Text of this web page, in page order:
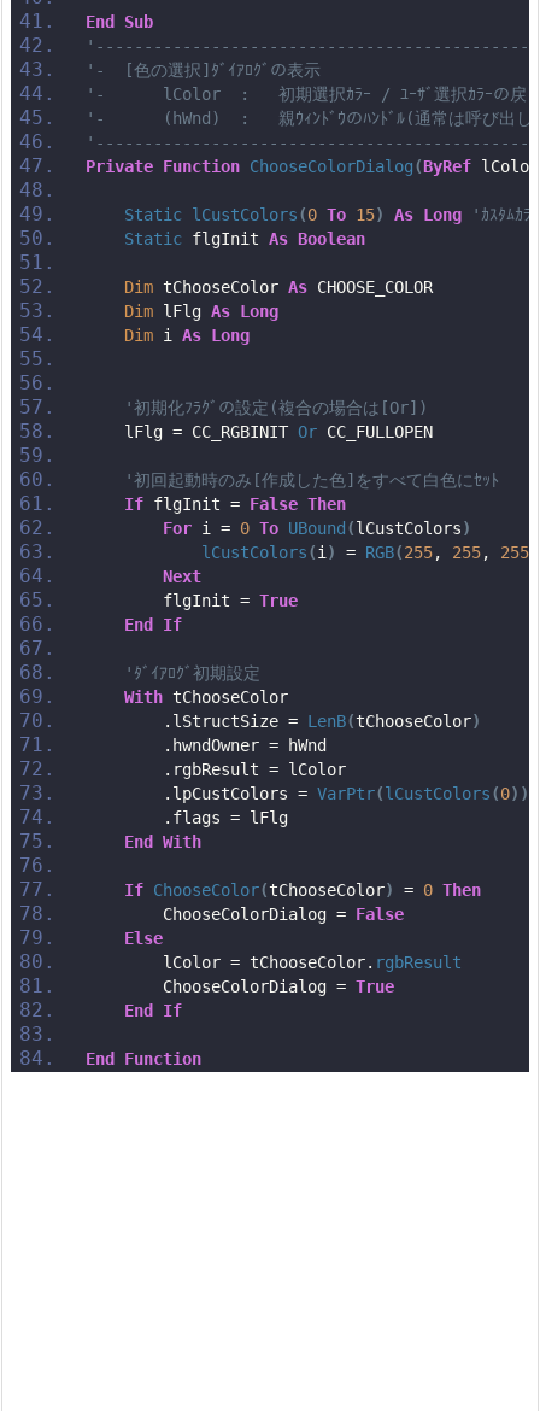
End Sub
'-  [色の選択]ﾀﾞｲｱﾛｸﾞの表示
'-      lColor  :   初期選択ｶﾗｰ / ﾕｰｻﾞ選択ｶﾗｰの戻
'-      (hWnd)  :   親ｳｨﾝﾄﾞｳのﾊﾝﾄﾞﾙ(通常は呼び出し元
Private Function ChooseColorDialog(ByRef
Static lCustColors(0 To 15) As Long
'ｶｽﾀﾑｶﾗ
Static flgInit As Boolean
Dim tChooseColor As CHOOSE_COLOR
Dim lFlg As Long
Dim i As Long
'初期化ﾌﾗｸﾞの設定(複合の場合は[Or])
    lFlg = CC_RGBINIT
Or CC_FULLOPEN
'初回起動時のみ[作成した色]をすべて白色にｾｯﾄ
If flgInit = False Then
For i = 0 To UBound(lCustColors)
lCustColors(i ) = RGB(255, 255, 255
Next
        flgInit =
True
End If
'ﾀﾞｲｱﾛｸﾞ初期設定
With tChooseColor
        .lStructSize =
LenB(tChooseColor)
.hwndOwner =
.rgbResult =
        .lpCustColors =
VarPtr(lCustColors(0))
.flags =
End With
If ChooseColor(tChooseColor) = 0 Then
        ChooseColorDialog =
False
Else
        lColor = tChooseColor.
rgbResult
        ChooseColorDialog =
True
End If
End Function